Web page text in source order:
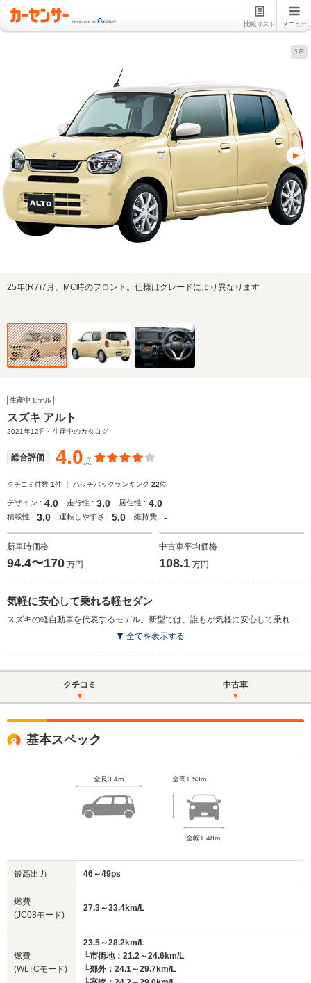
比較リスト メニュー
1/3
25年(R7)7月、MC時のフロント。仕様はグレードにより異なります
生産中モデル
スズキ アルト
2021年12月～生産中のカタログ
総合評価 4.0点
クチコミ件数 1件 ｜ ハッチバックランキング 22位
デザイン : 4.0 走行性 : 3.0 居住性 : 4.0
積載性 : 3.0 運転しやすさ : 5.0 維持費 : -
新車時価格
94.4〜170 万円
中古車平均価格
108.1 万円
気軽に安心して乗れる軽セダン
スズキの軽自動車を代表するモデル。新型では、誰もが気軽に安心して乗れる、世代を超えて親しみやすく愛着のわくデザインが採用された。新たにマイルドハイブリッド採用車がラインナップされ、軽自動車トップとなるWLTCモード燃費27.7km/Lを達成している。安全面も強化されており、ガラスエリアの拡大や夜間の歩行者も検知するデュアルカメラブレーキサポートなどを搭載する「スズキセーフティサポート」と、6つのエアバッグが全車に標準装備されている。ドライバーから手の届く位置に収納スペースが豊富に用意された他、室内高や室内幅の拡大による広い室内空間の実現など利便性も高められた。ボディ剛性の向上や防音・防振対策も施され、快適さと静粛性も高められている。（2021.12）
全てを表示する
クチコミ 中古車
基本スペック
全長3.4m 全高1.53m
全幅1.48m
最高出力 46～49ps
燃費
(JC08モード)
27.3～33.4km/L
燃費
(WLTCモード)
23.5～28.2km/L
└市街地：21.2～24.6km/L
└郊外：24.1～29.7km/L